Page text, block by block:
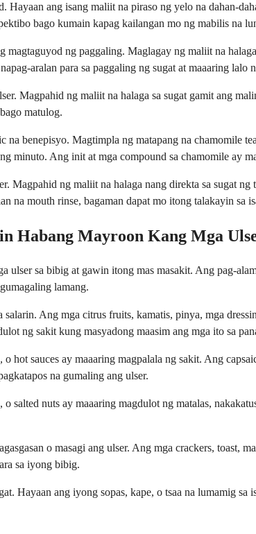
ang isang maliit na piraso ng yelo na dahan-
bago kumain kapag kailangan mo ng mabilis na
ng paggaling. Maglagay ng maliit na
aralan para sa paggaling ng sugat at maaaring lalo
Magpahid ng maliit na halaga sa sugat gamit ang
matulog.
benepisyo. Magtimpla ng matapang na chamomile
minuto. Ang init at mga compound sa chamomile ay
Magpahid ng maliit na halaga nang direkta sa sugat
na mouth rinse, bagaman dapat mo itong talakayin sa
Habang Mayroon Kang Mga
ulser sa bibig at gawin itong mas masakit. Ang pag-
lamang.
Ang mga citrus fruits, kamatis, pinya, mga
ng sakit kung masyadong maasim ang mga ito sa
hot sauces ay maaaring magpalala ng sakit. Ang
na gumaling ang ulser.
salted nuts ay maaaring magdulot ng matalas,
o masagi ang ulser. Ang mga crackers, toast,
sa iyong bibig.
Hayaan ang iyong sopas, kape, o tsaa na lumamig